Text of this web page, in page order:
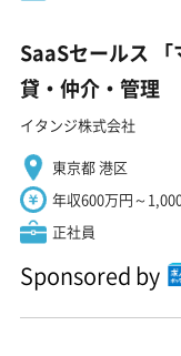
SaaSセールス
貸・仲介・管理
イタンジ株式会社
東京都 港区
年収600万円～
正社員
Sponsored by